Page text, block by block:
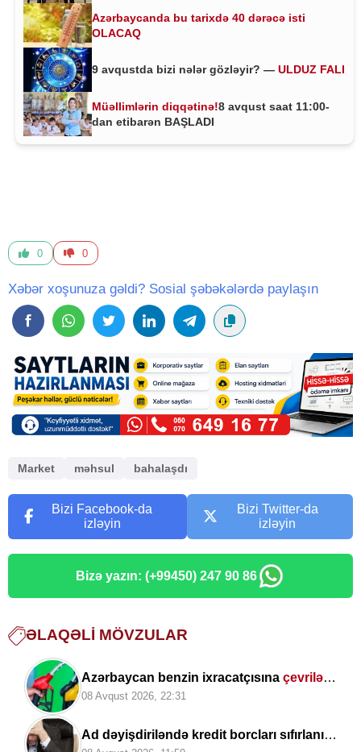
Azərbaycanda bu tarixdə 40 dərəcə isti
OLACAQ
9 avqustda bizi nələr gözləyir? — ULDUZ FALI
Müəllimlərin diqqətinə!8 avqust saat 11:00-
dan etibarən BAŞLADI
0 0
Xəbər xoşunuza gəldi? Sosial şəbəkələrdə paylaşın
Market məhsul bahalaşdı
Bizi Facebook-da
izləyin
Bizi Twitter-da
izləyin
Bizə yazın: (+99450) 247 90 86
ƏLAQƏLI MÖVZULAR
Azərbaycan benzin ixracatçısına çevrilə
bilərmi?
08 Avqust 2026, 22:31
Ad dəyişdiriləndə kredit borcları sıfırlanır?
—Açıqlama